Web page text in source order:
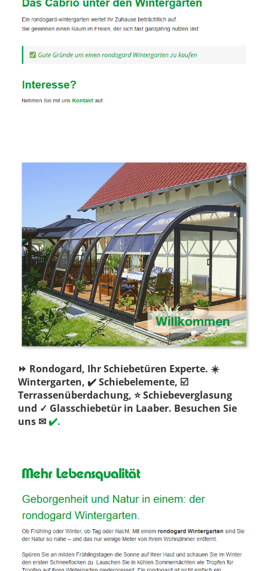
⏩ Rondogard, Ihr Schiebetüren Experte. ☀️
Wintergarten, ✔️ Schiebelemente, ☑️
Terrassenüberdachung, ⭐ Schiebeverglasung
und ✓ Glasschiebetür in Laaber. Besuchen Sie
uns ✉✔️.